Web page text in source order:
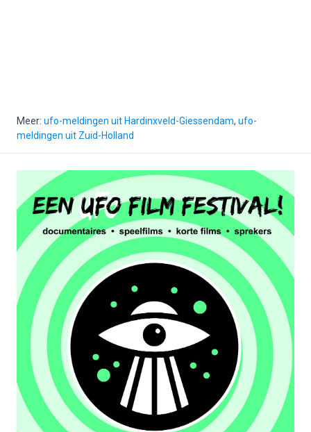
Meer: ufo-meldingen uit Hardinxveld-Giessendam, ufo-
meldingen uit Zuid-Holland